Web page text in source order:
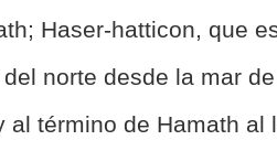
Haser-hatticon, que
norte desde la mar
término de Hamath al